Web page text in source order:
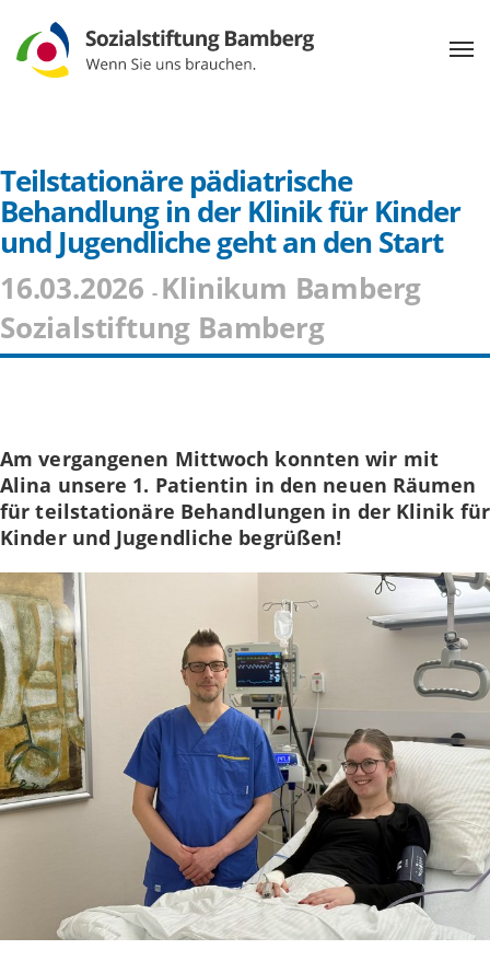
Teilstationäre pädiatrische
Behandlung in der Klinik für Kinder
und Jugendliche geht an den Start
16.03.2026 - Klinikum Bamberg
Sozialstiftung Bamberg
Am vergangenen Mittwoch konnten wir mit
Alina unsere 1. Patientin in den neuen Räumen
für teilstationäre Behandlungen in der Klinik für
Kinder und Jugendliche begrüßen!